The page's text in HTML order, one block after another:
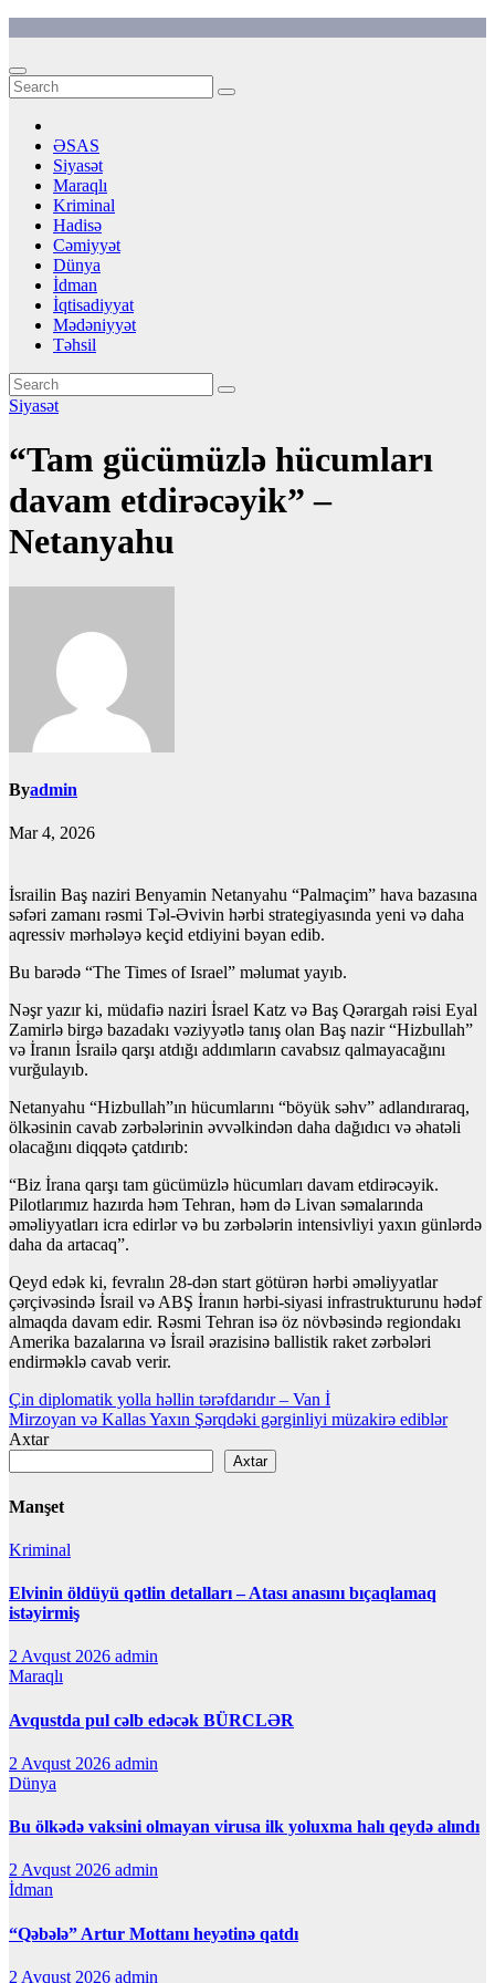
content
ƏSAS
Siyasət
Maraqlı
Kriminal
Hadisə
Cəmiyyət
Dünya
İdman
İqtisadiyyat
Mədəniyyət
Təhsil
Siyasət
“Tam gücümüzlə hücumları
davam etdirəcəyik” –
Netanyahu
Byadmin
Mar 4, 2026
İsrailin Baş naziri Benyamin Netanyahu “Palmaçim” hava bazasına
səfəri zamanı rəsmi Təl-Əvivin hərbi strategiyasında yeni və daha
aqressiv mərhələyə keçid etdiyini bəyan edib.
Bu barədə “The Times of Israel” məlumat yayıb.
Nəşr yazır ki, müdafiə naziri İsrael Katz və Baş Qərargah rəisi Eyal
Zamirlə birgə bazadakı vəziyyətlə tanış olan Baş nazir “Hizbullah”
və İranın İsrailə qarşı atdığı addımların cavabsız qalmayacağını
vurğulayıb.
Netanyahu “Hizbullah”ın hücumlarını “böyük səhv” adlandıraraq,
ölkəsinin cavab zərbələrinin əvvəlkindən daha dağıdıcı və əhatəli
olacağını diqqətə çatdırıb:
“Biz İrana qarşı tam gücümüzlə hücumları davam etdirəcəyik.
Pilotlarımız hazırda həm Tehran, həm də Livan səmalarında
əməliyyatları icra edirlər və bu zərbələrin intensivliyi yaxın günlərdə
daha da artacaq”.
Qeyd edək ki, fevralın 28-dən start götürən hərbi əməliyyatlar
çərçivəsində İsrail və ABŞ İranın hərbi-siyasi infrastrukturunu hədəf
almaqda davam edir. Rəsmi Tehran isə öz növbəsində regiondakı
Amerika bazalarına və İsrail ərazisinə ballistik raket zərbələri
endirməklə cavab verir.
Yazı
naviqasiyası
Çin diplomatik yolla həllin tərəfdarıdır – Van İ
Mirzoyan və Kallas Yaxın Şərqdəki gərginliyi müzakirə ediblər
Axtar
Axtar
Manşet
Kriminal
Elvinin öldüyü qətlin detalları – Atası anasını bıçaqlamaq
istəyirmiş
2 Avqust 2026 admin
Maraqlı
Avqustda pul cəlb edəcək BÜRCLƏR
2 Avqust 2026 admin
Dünya
Bu ölkədə vaksini olmayan virusa ilk yoluxma halı qeydə alındı
2 Avqust 2026 admin
İdman
“Qəbələ” Artur Mottanı heyətinə qatdı
2 Avqust 2026 admin